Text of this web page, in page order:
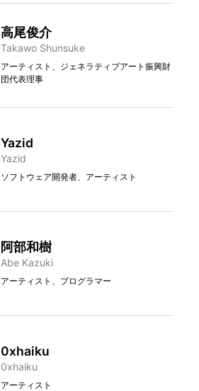
高尾俊介
Takawo Shunsuke
アーティスト、ジェネラティブアート振興財
団代表理事
Yazid
Yazid
ソフトウェア開発者、アーティスト
阿部和樹
Abe Kazuki
アーティスト、プログラマー
0xhaiku
0xhaiku
アーティスト